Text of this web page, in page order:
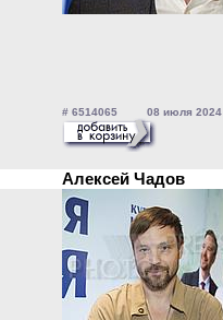
# 6514065 08 июля 2024
Алексей Чадов